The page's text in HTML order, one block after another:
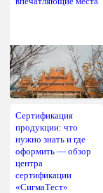
Сертификация
продукции: что
нужно знать и где
оформить — обзор
центра
сертификации
«СигмаТест»